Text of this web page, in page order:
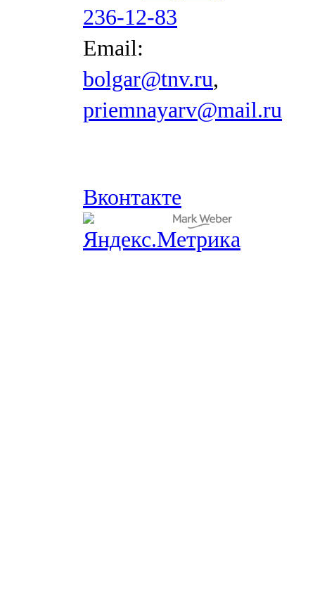
236-12-83
Email:
bolgar@tnv.ru,
priemnayarv@mail.ru
Вконтакте